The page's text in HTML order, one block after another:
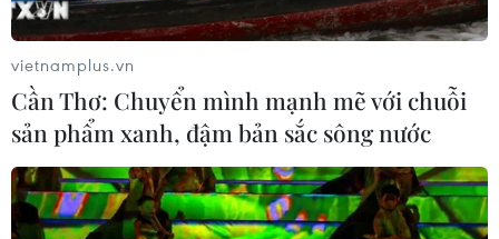
vietnamplus.vn
Cần Thơ: Chuyển mình mạnh mẽ với chuỗi
sản phẩm xanh, đậm bản sắc sông nước